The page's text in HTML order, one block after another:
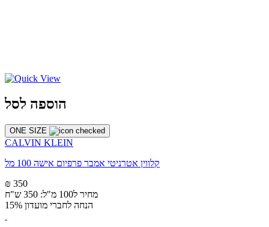
הוספה לסל
ONE SIZE
CALVIN KLEIN
קלווין אטרניטי אמבר פרפיום אישה 100 מל
₪ 350
מחיר ל100 מ"ל: 350 ש"ח
הנחה לחברי מועדון 15%